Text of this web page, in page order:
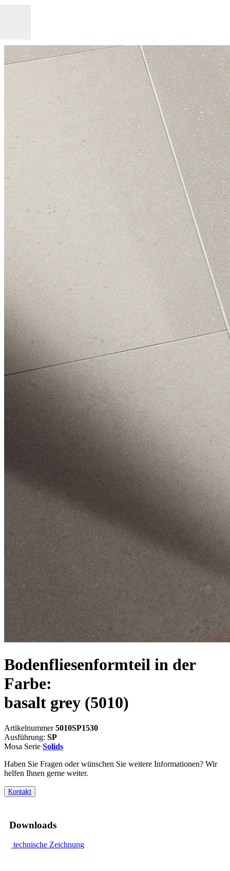
Bodenfliesenformteil in der
Farbe:
basalt grey (5010)
Artikelnummer5010SP1530
Ausführung: SP
Mosa Serie Solids
Haben Sie Fragen oder wünschen Sie weitere Informationen? Wir
helfen Ihnen gerne weiter.
Kontakt
Downloads
technische Zeichnung